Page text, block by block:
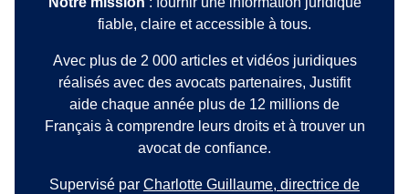
fiable, claire et accessible à tous.
Avec plus de 2 000 articles et vidéos juridiques
réalisés avec des avocats partenaires, Justifit
aide chaque année plus de 12 millions de
Français à comprendre leurs droits et à trouver un
avocat de confiance.
Supervisé par Charlotte Guillaume, directrice de